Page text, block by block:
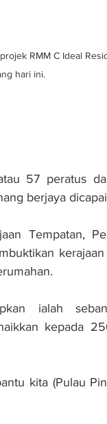
RMM C Ideal
hari ini.
57 peratus
berjaya
Tempatan,
ialah
kepada
kita (Pulau